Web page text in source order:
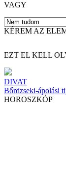
VAGY
KÉREM AZ
EZT EL KELL
DIVAT
Bőrdzseki-ápolási
HOROSZKÓP